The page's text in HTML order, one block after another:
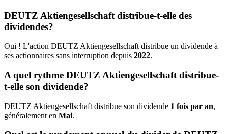
DEUTZ Aktiengesellschaft distribue-t-elle des
dividendes?
Oui ! L'action DEUTZ Aktiengesellschaft distribue un dividende à
ses actionnaires sans interruption depuis 2022.
A quel rythme DEUTZ Aktiengesellschaft distribue-
t-elle son dividende?
DEUTZ Aktiengesellschaft distribue son dividende 1 fois par an,
généralement en Mai.